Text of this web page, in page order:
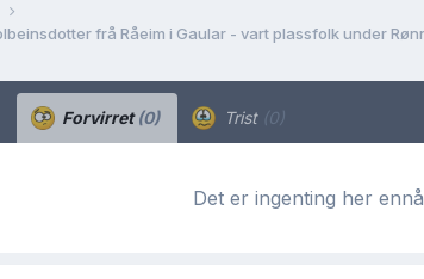
Forvirret(0) Trist (0)
Det er ingenting her ennå